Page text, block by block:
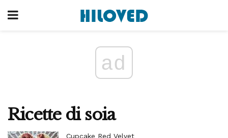
ad
Ricette di soia
Cupcake Red Velvet